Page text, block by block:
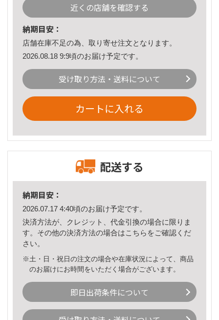
近くの店舗を確認する
納期目安：
店舗在庫不足の為、取り寄せ注文となります。
2026.08.18 9:9頃のお届け予定です。
受け取り方法・送料について
カートに入れる
配送する
納期目安：
2026.07.17 4:40頃のお届け予定です。
決済方法が、クレジット、代金引換の場合に限りま
す。その他の決済方法の場合はこちら をご確認くだ
さい。
※土・日・祝日の注文の場合や在庫状況によって、商品
のお届けにお時間をいただく場合がございます。
即日出荷条件について